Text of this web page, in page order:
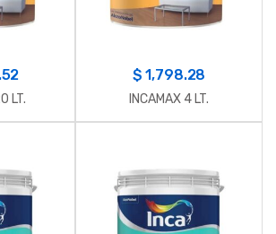
LT.
$1,798.28
INCAMAX 4 LT.